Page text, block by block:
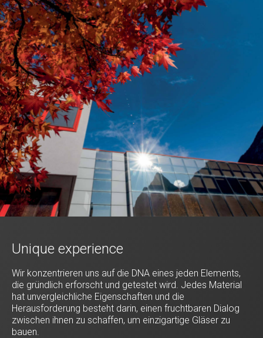
Unique experience
Wir konzentrieren uns auf die DNA eines jeden Elements,
die gründlich erforscht und getestet wird. Jedes Material
hat unvergleichliche Eigenschaften und die
Herausforderung besteht darin, einen fruchtbaren Dialog
zwischen ihnen zu schaffen, um einzigartige Gläser zu
bauen.